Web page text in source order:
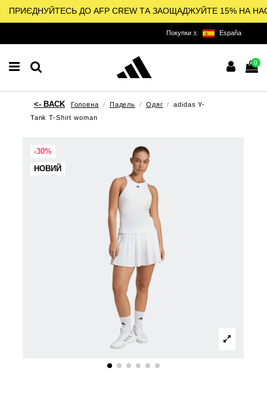
ПРИЄДНУЙТЕСЬ ДО AFP CREW ТА ЗАОЩАДЖУЙТЕ 15% НА
Покупки з: España
0
Головна Падель Одяг
adidas Y-
Tank T-Shirt woman
-30%
НОВИЙ